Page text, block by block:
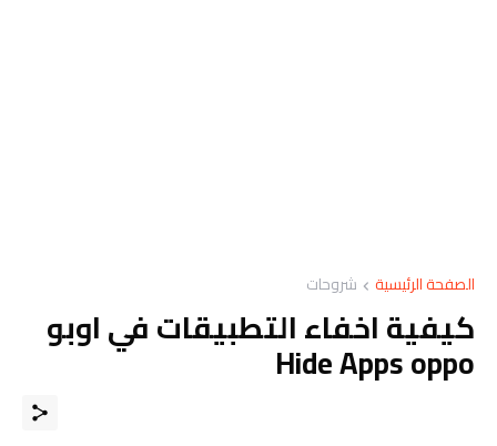
الصفحة الرئيسية شروحات
كيفية اخفاء التطبيقات في اوبو
Hide Apps oppo